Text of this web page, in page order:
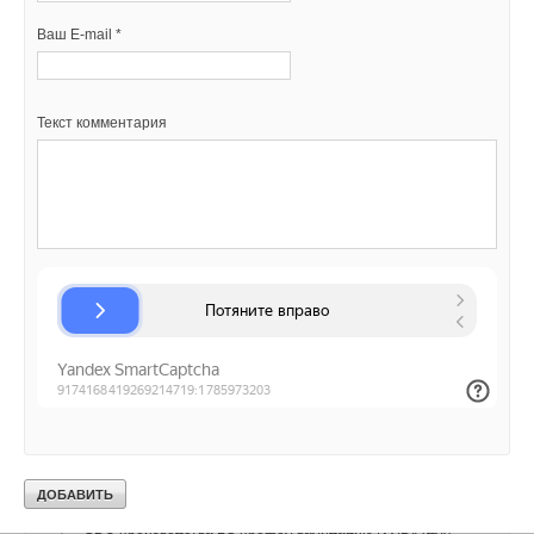
Ваш E-mail *
Текст комментария
→
Гибридный тепловой насос PV/T с одним общим
испарителем
НОВОСТИ СОК 5 АВГУСТА 2026
→
Китайская Shenling представила линейку тепловых
насосов «воздух-вода» на R290
НОВОСТИ СОК 4 АВГУСТА 2026
солнечные панели в МКД
НОВОСТИ СОК 30 ИЮЛЯ 2026
→ CDU производства LG прошёл валидацию NVIDIA для
Комментарии
В этой теме еще нет комментариев
Ваш E-mail *
Текст комментария